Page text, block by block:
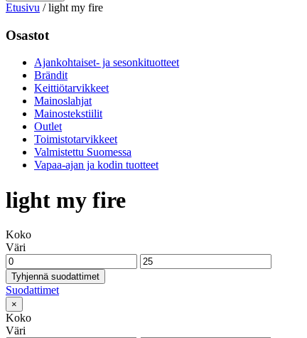
Etusivu /light my fire
Osastot
Ajankohtaiset- ja sesonkituotteet
Brändit
Keittiötarvikkeet
Mainoslahjat
Mainostekstiilit
Outlet
Toimistotarvikkeet
Valmistettu Suomessa
Vapaa-ajan ja kodin tuotteet
light my fire
Koko
Väri
Tyhjennä suodattimet
Suodattimet
×
Koko
Väri